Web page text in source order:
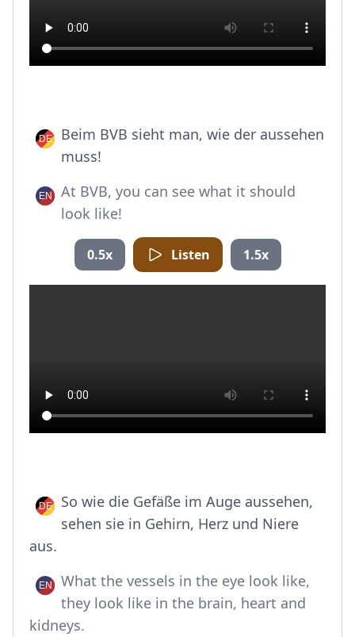
Beim BVB sieht man, wie der aussehen
muss!
At BVB, you can see what it should
look like!
0.5x Listen 1.5x
So wie die Gefäße im Auge aussehen,
sehen sie in Gehirn, Herz und Niere
aus.
What the vessels in the eye look like,
they look like in the brain, heart and
kidneys.